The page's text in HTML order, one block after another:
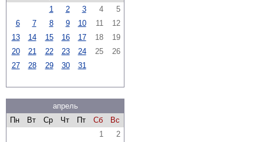
1
2 3 4
5
6
7 8 9 10 11
12
13
14 15 16 17 18
19
20
21 22 23 24 25
26
27
28 29 30 31
апрель
Пн
Вт Ср Чт Пт Сб
Вс
1
2